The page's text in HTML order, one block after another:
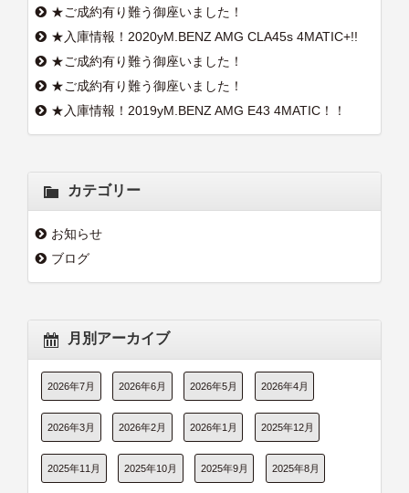
★ご成約有り難う御座いました！
★入庫情報！2020yM.BENZ AMG CLA45s 4MATIC+!!
★ご成約有り難う御座いました！
★ご成約有り難う御座いました！
★入庫情報！2019yM.BENZ AMG E43 4MATIC！！
カテゴリー
お知らせ
ブログ
月別アーカイブ
2026年7月 2026年6月 2026年5月 2026年4月
2026年3月 2026年2月 2026年1月 2025年12月
2025年11月 2025年10月 2025年9月 2025年8月